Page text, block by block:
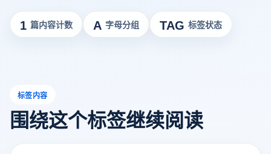
1 篇内容计数 A 字母分组 TAG 标签状态
标签内容
围绕这个标签继续阅读